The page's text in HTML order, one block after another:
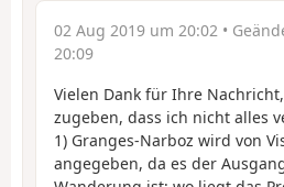
02 Aug 2019 um 20:02 •
20:09
Vielen Dank für Ihre
zugeben, dass ich nicht alles
1) Granges-Narboz wird von
angegeben, da es der